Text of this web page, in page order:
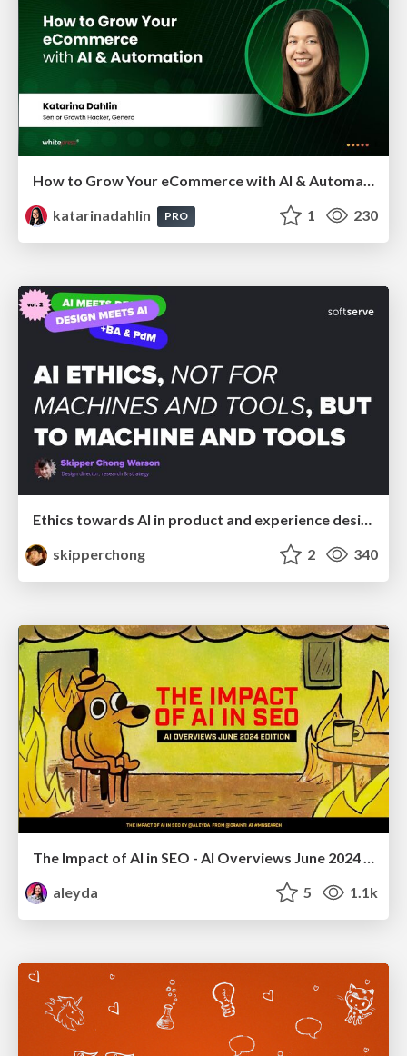
How to Grow Your eCommerce with AI & Automation
katarinadahlin
PRO 1 230
Ethics towards AI in product and experience design
skipperchong
2 340
The Impact of AI in SEO - AI Overviews June 2024 Edition
aleyda
5 1.1k